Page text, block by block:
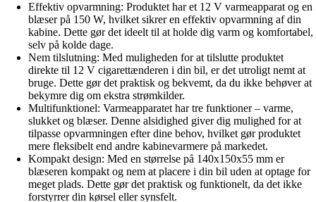
Effektiv opvarmning: Produktet har et 12 V varmeapparat og en
blæser på 150 W, hvilket sikrer en effektiv opvarmning af din
kabine. Dette gør det ideelt til at holde dig varm og komfortabel,
selv på kolde dage.
Nem tilslutning: Med muligheden for at tilslutte produktet
direkte til 12 V cigarettænderen i din bil, er det utroligt nemt at
bruge. Dette gør det praktisk og bekvemt, da du ikke behøver at
bekymre dig om ekstra strømkilder.
Multifunktionel: Varmeapparatet har tre funktioner – varme,
slukket og blæser. Denne alsidighed giver dig mulighed for at
tilpasse opvarmningen efter dine behov, hvilket gør produktet
mere fleksibelt end andre kabinevarmere på markedet.
Kompakt design: Med en størrelse på 140x150x55 mm er
blæseren kompakt og nem at placere i din bil uden at optage for
meget plads. Dette gør det praktisk og funktionelt, da det ikke
forstyrrer din kørsel eller synsfelt.